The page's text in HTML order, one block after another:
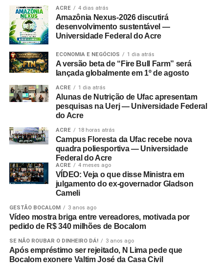
ACRE 4 dias atrás
Amazônia Nexus-2026 discutirá
desenvolvimento sustentável —
Universidade Federal do Acre
ECONOMIA E NEGÓCIOS 1 dia atrás
A versão beta de “Fire Bull Farm” será
lançada globalmente em 1º de agosto
ACRE 1 dia atrás
Alunas de Nutrição de Ufac apresentam
pesquisas na Uerj — Universidade Federal
do Acre
ACRE 18 horas atrás
Campus Floresta da Ufac recebe nova
quadra poliesportiva — Universidade
Federal do Acre
ACRE 4 meses ago
VÍDEO: Veja o que disse Ministra em
julgamento do ex-governador Gladson
Cameli
GESTÃO BOCALOM 3 anos ago
Vídeo mostra briga entre vereadores, motivada por
pedido de R$ 340 milhões de Bocalom
SE NÃO ROUBAR O DINHEIRO DÁ! 3 anos ago
Após empréstimo ser rejeitado, N Lima pede que
Bocalom exonere Valtim José da Casa Civil